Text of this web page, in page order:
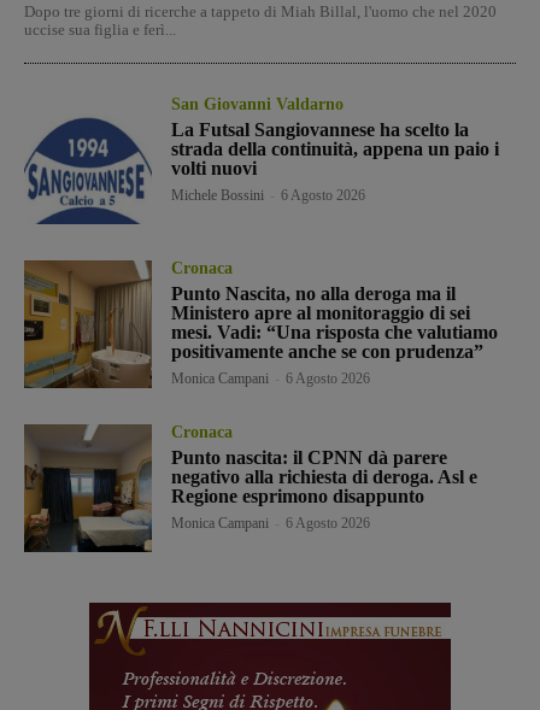
Dopo tre giorni di ricerche a tappeto di Miah Billal, l'uomo che nel 2020
uccise sua figlia e ferì...
San Giovanni Valdarno
La Futsal Sangiovannese ha scelto la
strada della continuità, appena un paio i
volti nuovi
Michele Bossini 6 Agosto 2026
Cronaca
Punto Nascita, no alla deroga ma il
Ministero apre al monitoraggio di sei
mesi. Vadi: “Una risposta che valutiamo
positivamente anche se con prudenza”
Monica Campani 6 Agosto 2026
Cronaca
Punto nascita: il CPNN dà parere
negativo alla richiesta di deroga. Asl e
Regione esprimono disappunto
Monica Campani 6 Agosto 2026